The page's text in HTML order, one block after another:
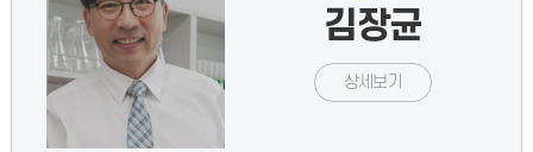
김장균
상세보기